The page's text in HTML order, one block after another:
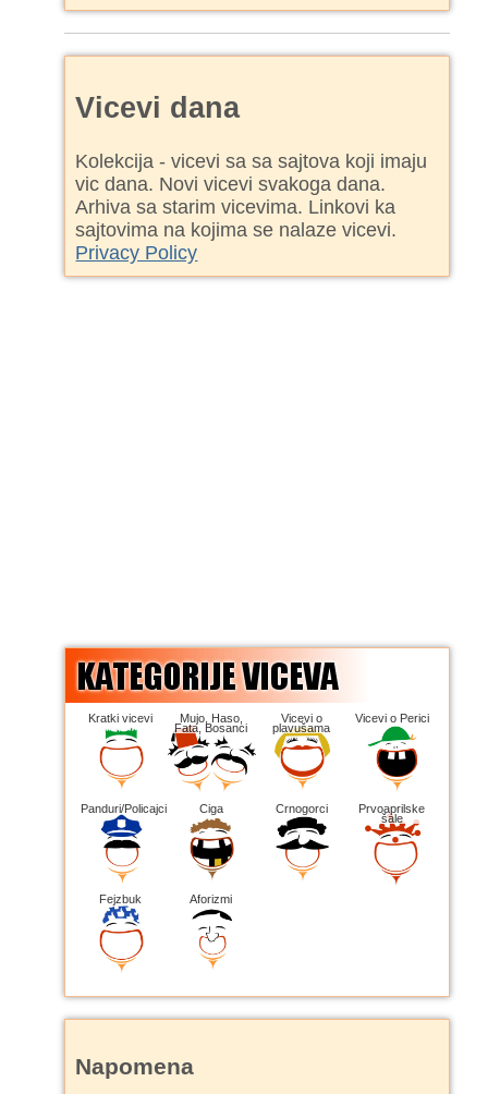
Vicevi dana
Kolekcija - vicevi sa sa sajtova koji imaju
vic dana. Novi vicevi svakoga dana.
Arhiva sa starim vicevima. Linkovi ka
sajtovima na kojima se nalaze vicevi.
Privacy Policy
Kratki vicevi Mujo, Haso,
Fata, Bosanci
Vicevi o
plavušama
Vicevi o Perici
Panduri/Policajci Ciga Crnogorci Prvoaprilske
šale
Fejzbuk Aforizmi
Napomena